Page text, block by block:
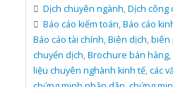
Dịch chuyên ngành,Dịch công
Báo cáo kiểm toán,Báo cáo
Báo cáo tài chính,Biên dịch,biên
chuyển dịch,Brochure bán hàng,
liệu chuyên nghành kinh tế,các